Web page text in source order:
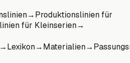
→Produktionslinien für
für Kleinserien→
→Lexikon→Materialien→